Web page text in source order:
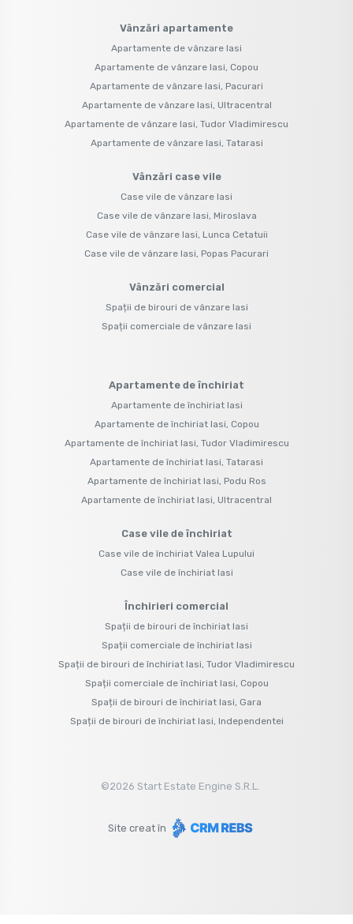
Vânzări apartamente
Apartamente de vânzare Iasi
Apartamente de vânzare Iasi, Copou
Apartamente de vânzare Iasi, Pacurari
Apartamente de vânzare Iasi, Ultracentral
Apartamente de vânzare Iasi, Tudor Vladimirescu
Apartamente de vânzare Iasi, Tatarasi
Vânzări case vile
Case vile de vânzare Iasi
Case vile de vânzare Iasi, Miroslava
Case vile de vânzare Iasi, Lunca Cetatuii
Case vile de vânzare Iasi, Popas Pacurari
Vânzări comercial
Spații de birouri de vânzare Iasi
Spații comerciale de vânzare Iasi
Apartamente de închiriat
Apartamente de închiriat Iasi
Apartamente de închiriat Iasi, Copou
Apartamente de închiriat Iasi, Tudor Vladimirescu
Apartamente de închiriat Iasi, Tatarasi
Apartamente de închiriat Iasi, Podu Ros
Apartamente de închiriat Iasi, Ultracentral
Case vile de închiriat
Case vile de închiriat Valea Lupului
Case vile de închiriat Iasi
Închirieri comercial
Spații de birouri de închiriat Iasi
Spații comerciale de închiriat Iasi
Spații de birouri de închiriat Iasi, Tudor Vladimirescu
Spații comerciale de închiriat Iasi, Copou
Spații de birouri de închiriat Iasi, Gara
Spații de birouri de închiriat Iasi, Independentei
©2026 Start Estate Engine S.R.L.
Site creat în